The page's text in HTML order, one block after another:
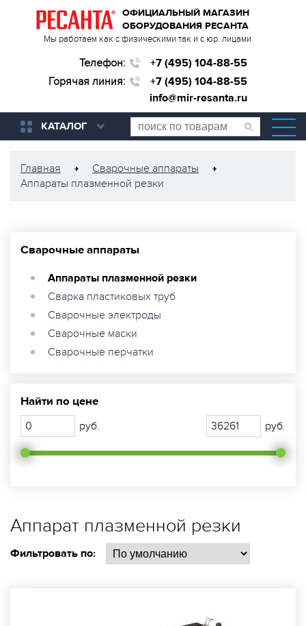
ОФИЦИАЛЬНЫЙ МАГАЗИН
ОБОРУДОВАНИЯ РЕСАНТА
Мы работаем как с физическими так и с юр. лицами
Телефон:
+7 (495) 104-88-55
Горячая линия:
+7 (495) 104-88-55
info@mir-resanta.ru
КАТАЛОГ
Главная
Сварочные аппараты
Аппараты плазменной резки
Сварочные аппараты
Аппараты плазменной резки
Сварка пластиковых труб
Сварочные электроды
Сварочные маски
Сварочные перчатки
Найти по цене
руб. руб.
Аппарат плазменной резки
Фильтровать по: